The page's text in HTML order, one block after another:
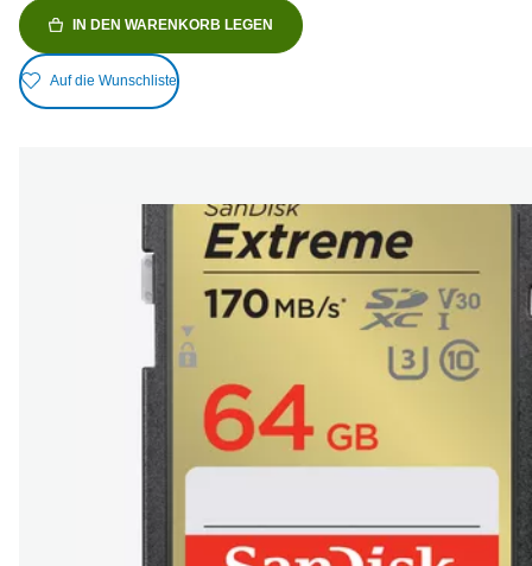
IN DEN WARENKORB LEGEN
Auf die Wunschliste